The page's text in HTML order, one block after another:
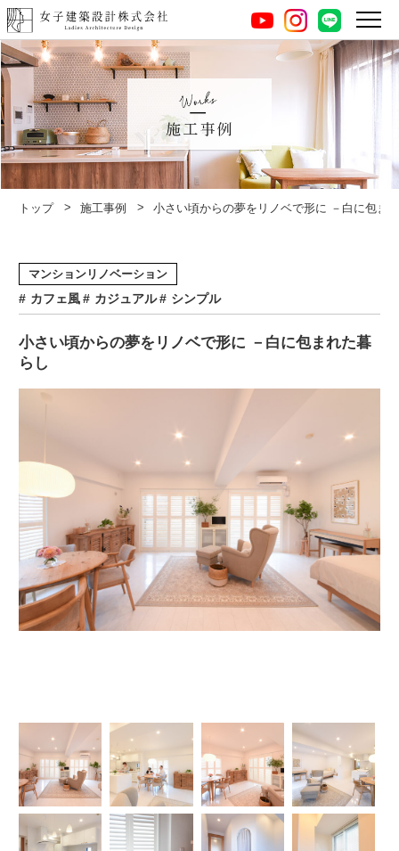
youtube instagram LINE
施工事例
トップ 施工事例 小さい頃からの夢をリノベで形に －白に包ま
マンションリノベーション
カフェ風 カジュアル シンプル
小さい頃からの夢をリノベで形に －白に包まれた暮
らし